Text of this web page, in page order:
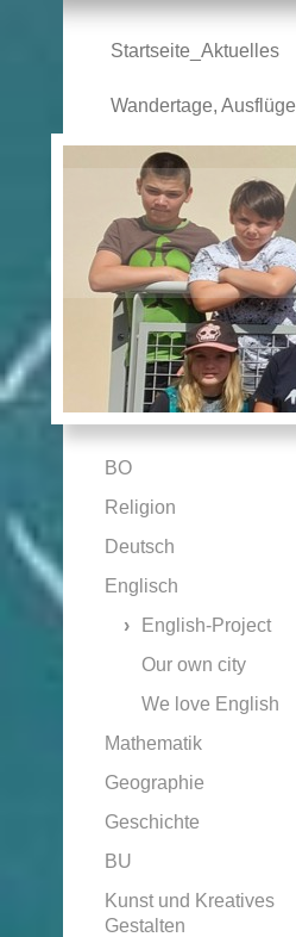
Startseite_Aktuelles
Wandertage, Ausflüge
BO
Religion
Deutsch
Englisch
English-Project
Our own city
We love English
Mathematik
Geographie
Geschichte
BU
Kunst und Kreatives
Gestalten